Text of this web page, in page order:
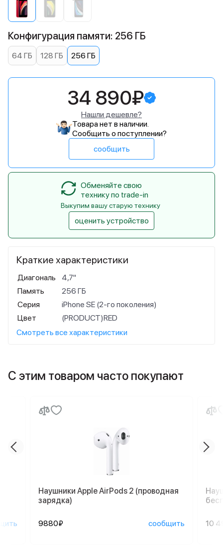
Краткие характеристики
Диагональ
4,7"
Память
256 ГБ
Серия
iPhone SE (2-го поколения)
Цвет
(PRODUCT)RED
Смотреть все характеристики
Конфигурация памяти: 256 ГБ
64 ГБ 128 ГБ 256 ГБ
34 890₽
Нашли дешевле?
Товара нет в наличии.
Сообщить о поступлении?
сообщить
Обменяйте свою
технику по trade-in
Выкупим вашу старую технику
оценить устройство
С этим товаром часто покупают
Наушники Apple AirPods 2 (проводная
зарядка)
9880₽ сообщить 10